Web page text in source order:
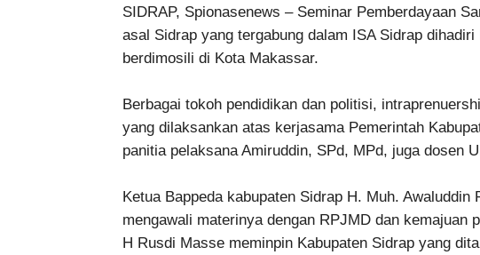
SIDRAP, Spionasenews – Seminar Pemberdayaan
asal Sidrap yang tergabung dalam ISA Sidrap
berdimosili di Kota Makassar.
Berbagai tokoh pendidikan dan politisi,
yang dilaksankan atas kerjasama Pemerintah
panitia pelaksana Amiruddin, SPd, MPd, juga dosen
Ketua Bappeda kabupaten Sidrap H. Muh.
mengawali materinya dengan RPJMD dan kemajuan
H Rusdi Masse meminpin Kabupaten Sidrap yang